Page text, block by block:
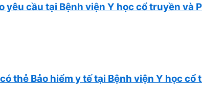
cầu tại Bệnh viện Y học cổ truyền và
thẻ Bảo hiểm y tế tại Bệnh viện Y học cổ